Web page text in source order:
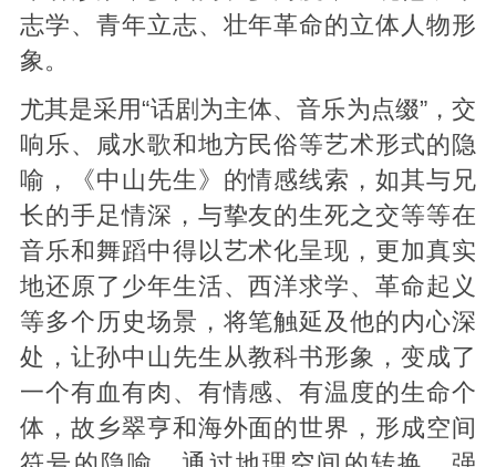
志学、青年立志、壮年革命的立体人物形
象。
尤其是采用“话剧为主体、音乐为点缀”，交
响乐、咸水歌和地方民俗等艺术形式的隐
喻，《中山先生》的情感线索，如其与兄
长的手足情深，与挚友的生死之交等等在
音乐和舞蹈中得以艺术化呈现，更加真实
地还原了少年生活、西洋求学、革命起义
等多个历史场景，将笔触延及他的内心深
处，让孙中山先生从教科书形象，变成了
一个有血有肉、有情感、有温度的生命个
体，故乡翠亨和海外面的世界，形成空间